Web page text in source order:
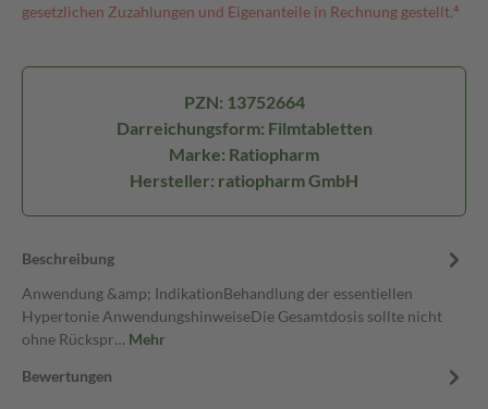
gesetzlichen Zuzahlungen und Eigenanteile in Rechnung gestellt.⁴
PZN: 13752664
Darreichungsform: Filmtabletten
Marke: Ratiopharm
Hersteller: ratiopharm GmbH
Beschreibung
Anwendung &amp; IndikationBehandlung der essentiellen
Hypertonie AnwendungshinweiseDie Gesamtdosis sollte nicht
ohne Rückspr… Mehr
Bewertungen